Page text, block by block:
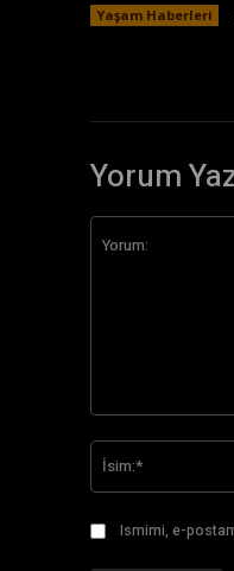
Yaşam Haberleri
Yorum
Ismimi, e-